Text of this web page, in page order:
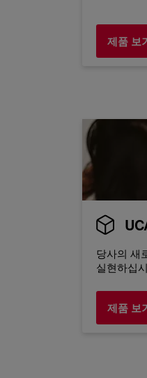
제품 보
당사의 새
실현하십
제품 보